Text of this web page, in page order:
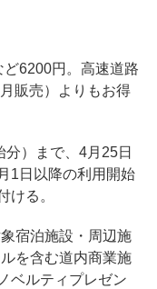
6200円。高速道路
販売）よりもお得
）まで、4月25日
1日以降の利用開始
ける。
宿泊施設・周辺施
を含む道内商業施
ベルティプレゼン